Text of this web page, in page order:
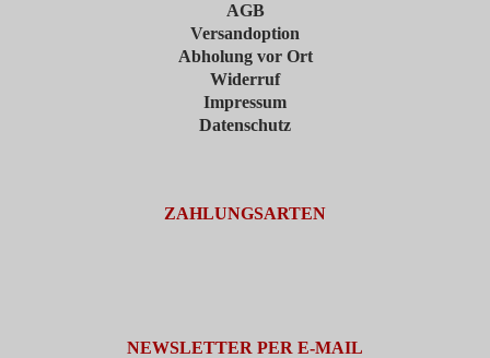
AGB
Versandoption
Abholung vor Ort
Widerruf
Impressum
Datenschutz
ZAHLUNGSARTEN
NEWSLETTER PER E-MAIL